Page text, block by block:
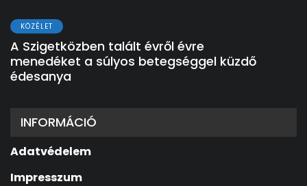
KÖZÉLET
A Szigetközben talált évről évre
menedéket a súlyos betegséggel küzdő
édesanya
INFORMÁCIÓ
Adatvédelem
Impresszum